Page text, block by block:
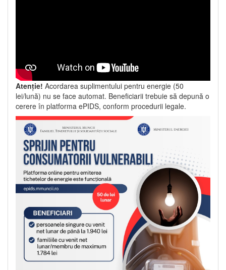
Atenție! Acordarea suplimentului pentru energie (50
lei/lună) nu se face automat. Beneficiarii trebuie să depună o
cerere în platforma ePIDS, conform procedurii legale.